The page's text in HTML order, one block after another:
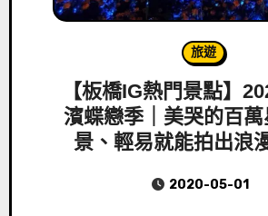
旅遊
【板橋IG熱門景點】
濱蝶戀季｜美哭的百
景、輕易就能拍出浪
2020-05-01